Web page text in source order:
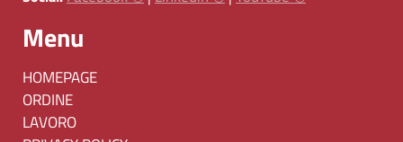
Menu
HOMEPAGE
ORDINE
LAVORO